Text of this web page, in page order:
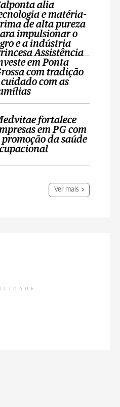
alia
e matéria-
de alta pureza
impulsionar o
e a indústria
Assistência
em Ponta
com tradição
cuidado com as
fortalece
em PG com
promoção da saúde
Ver mais